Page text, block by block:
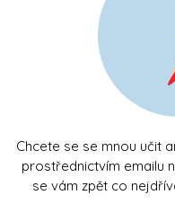
Chcete se se mnou učit
prostřednictvím emailu
se vám zpět co